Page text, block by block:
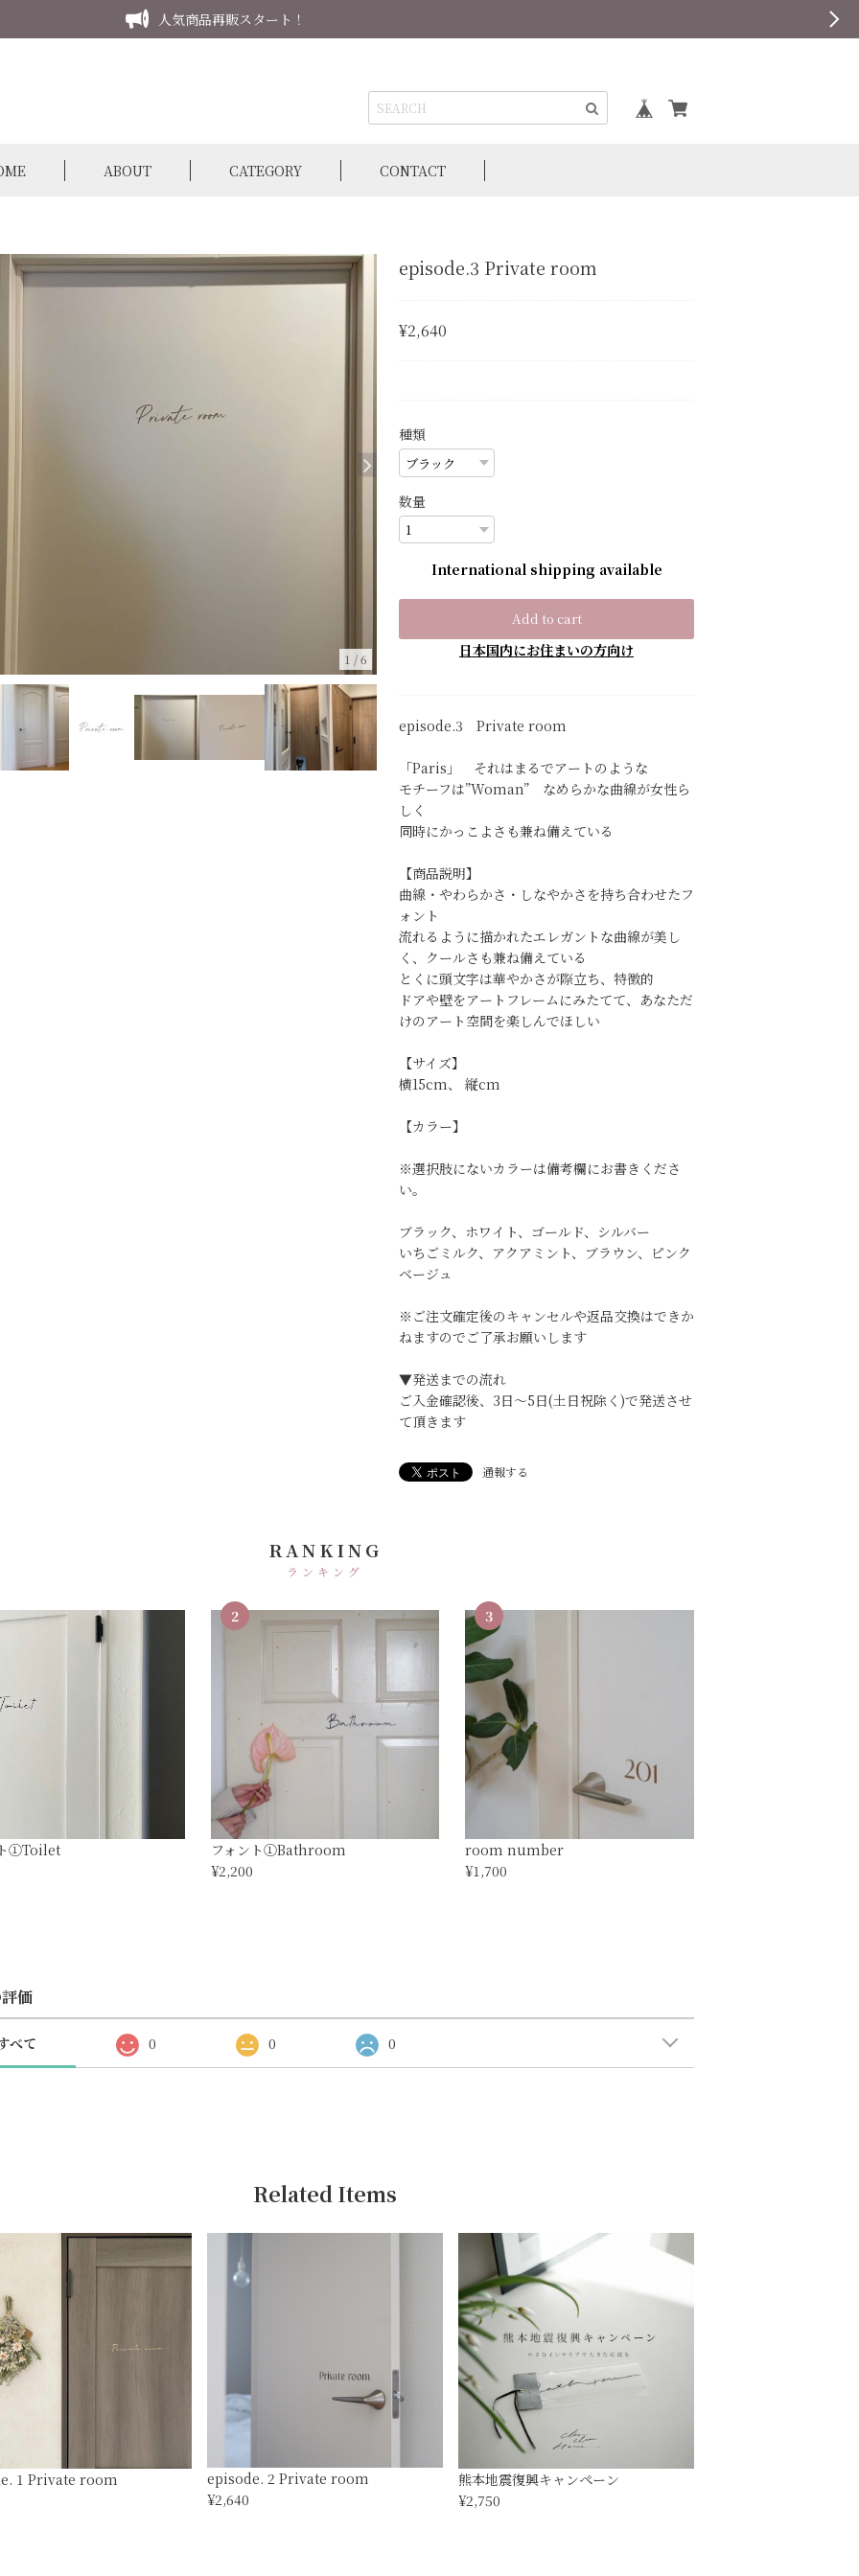
人気商品再販スタート！
ABOUT CATEGORY CONTACT
1 /6
episode.3 Private room
¥2,640
種類
数量
International shipping available
Add to cart
日本国内にお住まいの方向け
episode.3 Private room
「Paris」 それはまるでアートのような
モチーフは”Woman” なめらかな曲線が女性ら
しく
同時にかっこよさも兼ね備えている
【商品説明】
曲線・やわらかさ・しなやかさを持ち合わせたフ
ォント
流れるように描かれたエレガントな曲線が美し
く、クールさも兼ね備えている
とくに頭文字は華やかさが際立ち、特徴的
ドアや壁をアートフレームにみたてて、あなただ
けのアート空間を楽しんでほしい
【サイズ】
横15cm、 縦cm
【カラー】
※選択肢にないカラーは備考欄にお書きくださ
い。
ブラック、ホワイト、ゴールド、シルバー
いちごミルク、アクアミント、ブラウン、ピンク
ベージュ
※ご注文確定後のキャンセルや返品交換はできか
ねますのでご了承お願いします
▼発送までの流れ
ご入金確認後、3日〜5日(土日祝除く)で発送させ
て頂きます
通報する
RANKING
ランキング
①Toilet
2
フォント①Bathroom
¥2,200
3
room number
¥1,700
価
べて 0 0 0
Related Items
1 Private room
episode. 2 Private room
¥2,640
熊本地震復興キャンペーン
¥2,750